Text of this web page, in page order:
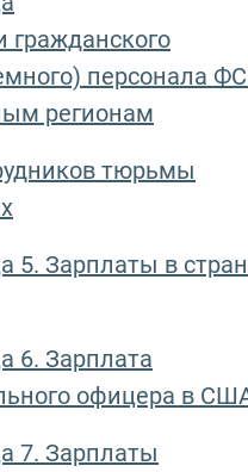
гражданского
персонала
регионам
тюрьмы
5. Зарплаты в
6. Зарплата
офицера в
7. Зарплаты